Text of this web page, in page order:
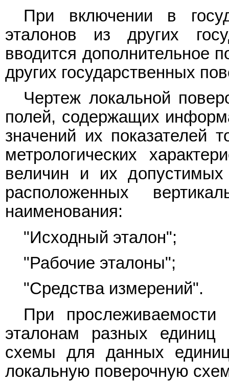
При включении в
эталонов из других
вводится дополнительное
других государственных
Чертеж локальной
полей, содержащих
значений их показателей
метрологических
величин и их допустимых
расположенных
наименования:
"Исходный эталон";
"Рабочие эталоны";
"Средства измерений".
При
эталонам разных единиц
схемы для данных
локальную поверочную